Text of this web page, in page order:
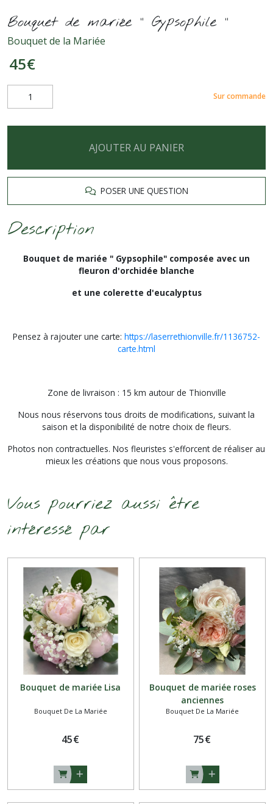
Bouquet de mariée " Gypsophile "
Bouquet de la Mariée
45€
Sur commande
AJOUTER AU PANIER
POSER UNE QUESTION
Description
Bouquet de mariée " Gypsophile" composée avec un
fleuron d'orchidée blanche
et une colerette d'eucalyptus
Pensez à rajouter une carte: https://laserrethionville.fr/1136752-
carte.html
Zone de livraison : 15 km autour de Thionville
Nous nous réservons tous droits de modifications, suivant la
saison et la disponibilité de notre choix de fleurs.
Photos non contractuelles. Nos fleuristes s'efforcent de réaliser au
mieux les créations que nous vous proposons.
Vous pourriez aussi être
intéressé par
Bouquet de mariée Lisa
Bouquet De La Mariée
45€
Bouquet de mariée roses
anciennes
Bouquet De La Mariée
75€